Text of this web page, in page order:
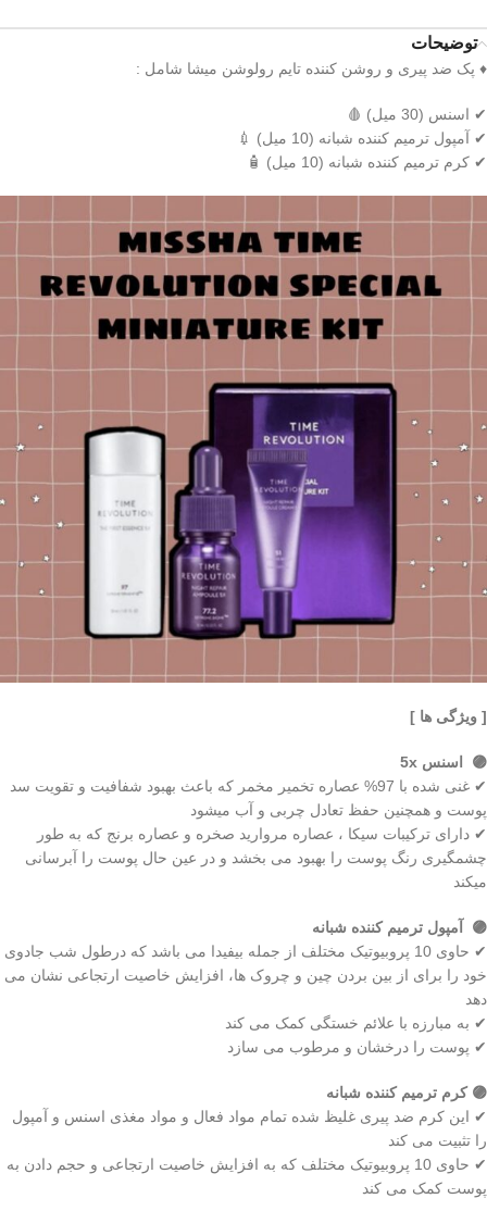
توضیحات
♦ پک ضد پیری و روشن کننده تایم رولوشن میشا شامل :
✔ اسنس (30 میل) 🩸
✔ آمپول ترمیم کننده شبانه (10 میل) 💉
✔ کرم ترمیم کننده شبانه (10 میل) 🧴
[ ویژگی ها ]
🟣 اسنس 5x
✔ غنی شده با 97% عصاره تخمیر مخمر که باعث بهبود شفافیت و تقویت سد
پوست و همچنین حفظ تعادل چربی و آب میشود
✔ دارای ترکیبات سیکا ، عصاره مروارید صخره و عصاره برنج که به طور
چشمگیری رنگ پوست را بهبود می بخشد و در عین حال پوست را آبرسانی
میکند
🟣 آمپول ترمیم کننده شبانه
✔ حاوی 10 پروبیوتیک مختلف از جمله بیفیدا می باشد که درطول شب جادوی
خود را برای از بین بردن چین و چروک ها، افزایش خاصیت ارتجاعی نشان می
دهد
✔ به مبارزه با علائم خستگی کمک می کند
✔ پوست را درخشان و مرطوب می سازد
🟣 کرم ترمیم کننده شبانه
✔ این کرم ضد پیری غلیظ شده تمام مواد فعال و مواد مغذی اسنس و آمپول
را تثبیت می کند
✔ حاوی 10 پروبیوتیک مختلف که به افزایش خاصیت ارتجاعی و حجم دادن به
پوست کمک می کند